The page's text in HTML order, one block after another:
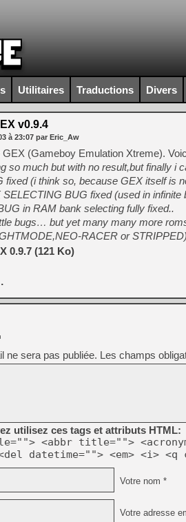
Utilitaires Traductions Divers
v0.9.4
à 23:07 par Eric_Aw
(Gameboy Emulation Xtreme).
so much but with no result,but finally i
fixed (i think so, because GEX itself is
BUG fixed (used in infinite
in RAM bank selecting fully fixed..
bugs… but yet many many more
RACER or STRIPPED)
0.9.7 (121 Ko)
ne sera pas publiée. Les champs
utilisez ces tags et attributs HTML:
<abbr title="">
datetime=""> <em> <i>
Votre nom *
Votre adresse